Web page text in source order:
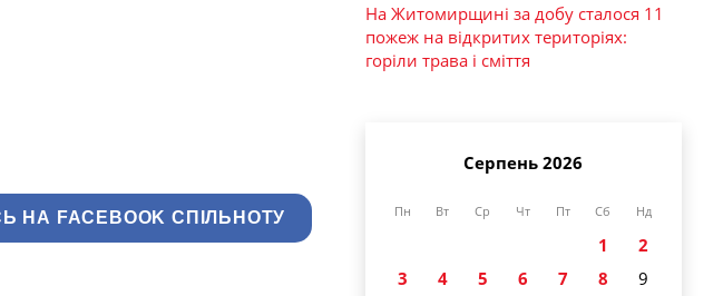
НА FACEBOOK СПІЛЬНОТУ
На Житомирщині за добу сталося 11
пожеж на відкритих територіях:
горіли трава і сміття
Серпень 2026
Пн Вт Ср Чт Пт Сб Нд
1
2
3
4 5 6 7 8
9